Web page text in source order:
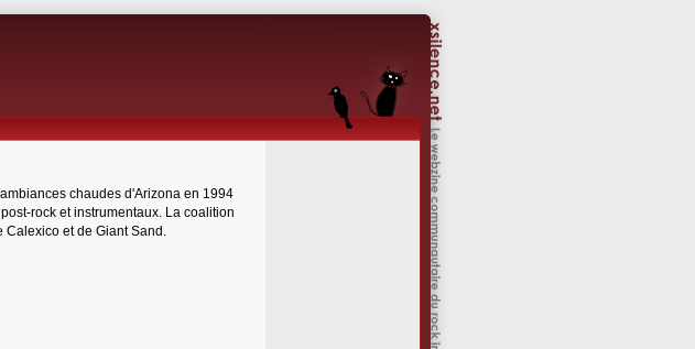
chaudes d'Arizona en 1994
rock et instrumentaux. La coalition
Calexico et de Giant Sand.